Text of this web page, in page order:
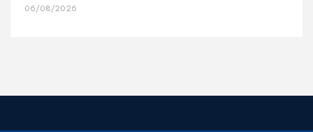
06/08/2026